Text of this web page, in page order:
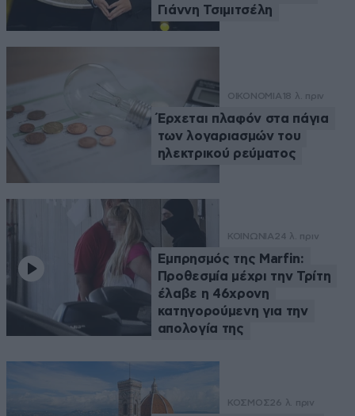
Γιάννη Τσιμιτσέλη
ΟΙΚΟΝΟΜΙΑ 18 λ. πριν
Έρχεται πλαφόν στα πάγια
των λογαριασμών του
ηλεκτρικού ρεύματος
ΚΟΙΝΩΝΙΑ24 λ. πριν
Εμπρησμός της Marfin:
Προθεσμία μέχρι την Τρίτη
έλαβε η 46χρονη
κατηγορούμενη για την
απολογία της
ΚΟΣΜΟΣ26 λ. πριν